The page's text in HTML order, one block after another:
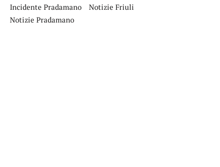
Incidente Pradamano
Notizie Friuli
Notizie Pradamano